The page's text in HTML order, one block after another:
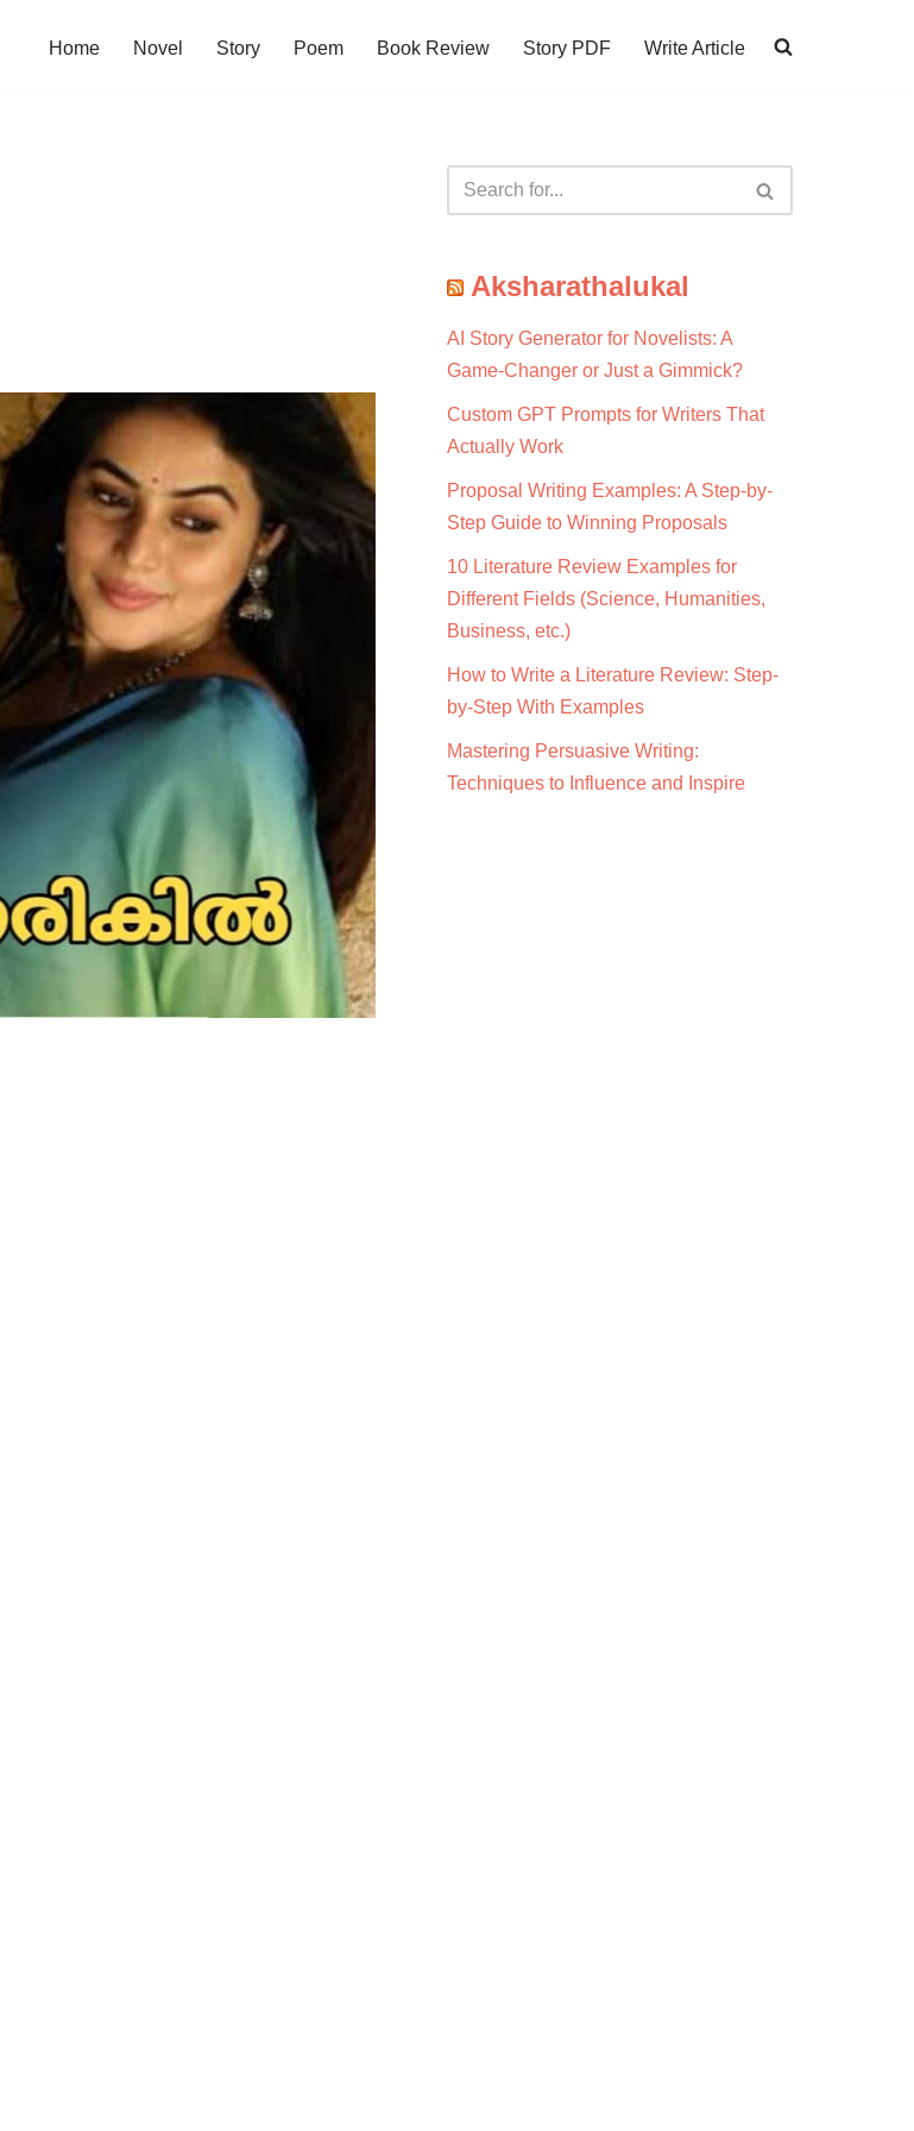
Home Novel Story Poem Book Review Story PDF Write Article
Aksharathalukal
AI Story Generator for Novelists: A
Game-Changer or Just a Gimmick?
Custom GPT Prompts for Writers That
Actually Work
Proposal Writing Examples: A Step-by-
Step Guide to Winning Proposals
10 Literature Review Examples for
Different Fields (Science, Humanities,
Business, etc.)
How to Write a Literature Review: Step-
by-Step With Examples
Mastering Persuasive Writing:
Techniques to Influence and Inspire